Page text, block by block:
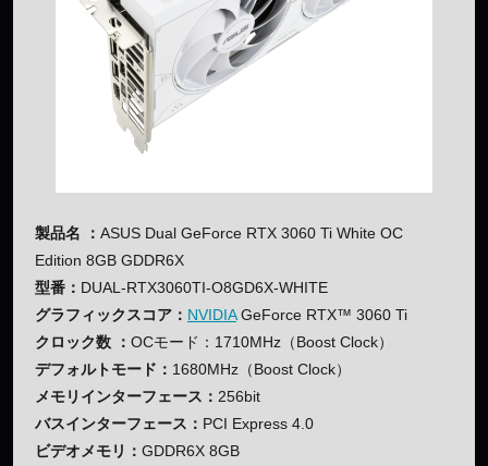
製品名 ： ASUS Dual GeForce RTX 3060 Ti White OC
Edition 8GB GDDR6X
型番： DUAL-RTX3060TI-O8GD6X-WHITE
グラフィックスコア： NVIDIAGeForce RTX™ 3060 Ti
クロック数 ： OCモード：1710MHz（Boost Clock）
デフォルトモード： 1680MHz（Boost Clock）
メモリインターフェース： 256bit
バスインターフェース： PCI Express 4.0
ビデオメモリ： GDDR6X 8GB